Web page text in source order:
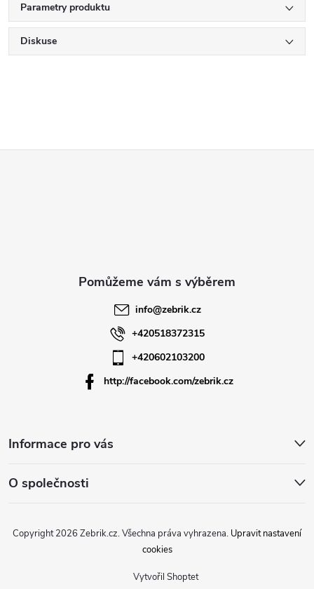
Parametry produktu
Diskuse
info@zebrik.cz
+420518372315
+420602103200
http://facebook.com/zebrik.cz
Informace pro vás
O společnosti
Vytvořil Shoptet
Copyright 2026 Zebrik.cz. Všechna práva vyhrazena. Upravit nastavení
cookies